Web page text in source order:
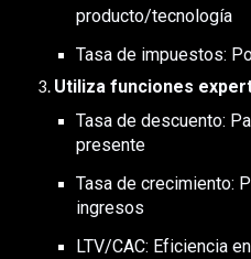
producto/tecnología
Tasa de impuestos:
Utiliza funciones
Tasa de descuento:
presente
Tasa de crecimiento:
ingresos
LTV/CAC: Eficiencia